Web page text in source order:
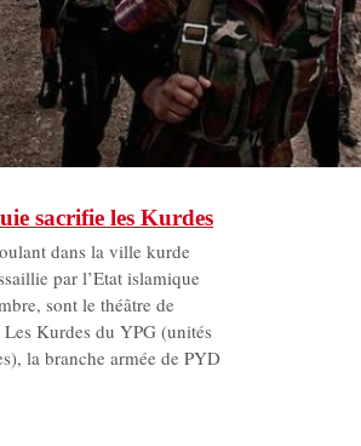
sacrifie les Kurdes
dans la ville kurde
par l’Etat islamique
sont le théâtre de
Kurdes du YPG (unités
la branche armée de PYD